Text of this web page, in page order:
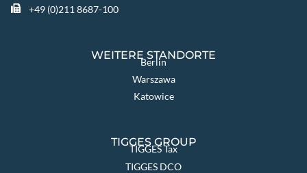
+49 (0)211 8687-100
WEITERE STANDORTE
Berlin
Warszawa
Katowice
TIGGES GROUP
TIGGES Tax
TIGGES DCO